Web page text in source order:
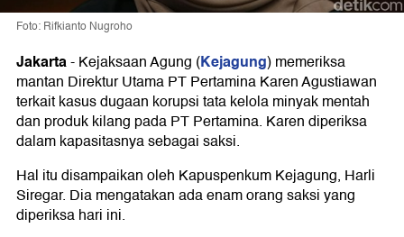
Foto: Rifkianto Nugroho
Jakarta-Kejaksaan Agung (Kejagung) memeriksa
mantan Direktur Utama PT Pertamina Karen Agustiawan
terkait kasus dugaan korupsi tata kelola minyak mentah
dan produk kilang pada PT Pertamina. Karen diperiksa
dalam kapasitasnya sebagai saksi.
Hal itu disampaikan oleh Kapuspenkum Kejagung, Harli
Siregar. Dia mengatakan ada enam orang saksi yang
diperiksa hari ini.